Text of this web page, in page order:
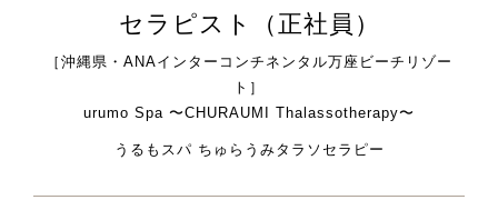
セラピスト（正社員）
［沖縄県・ANAインターコンチネンタル万座ビーチリゾー
ト］
urumo Spa 〜CHURAUMI Thalassotherapy〜
うるもスパ ちゅらうみタラソセラピー